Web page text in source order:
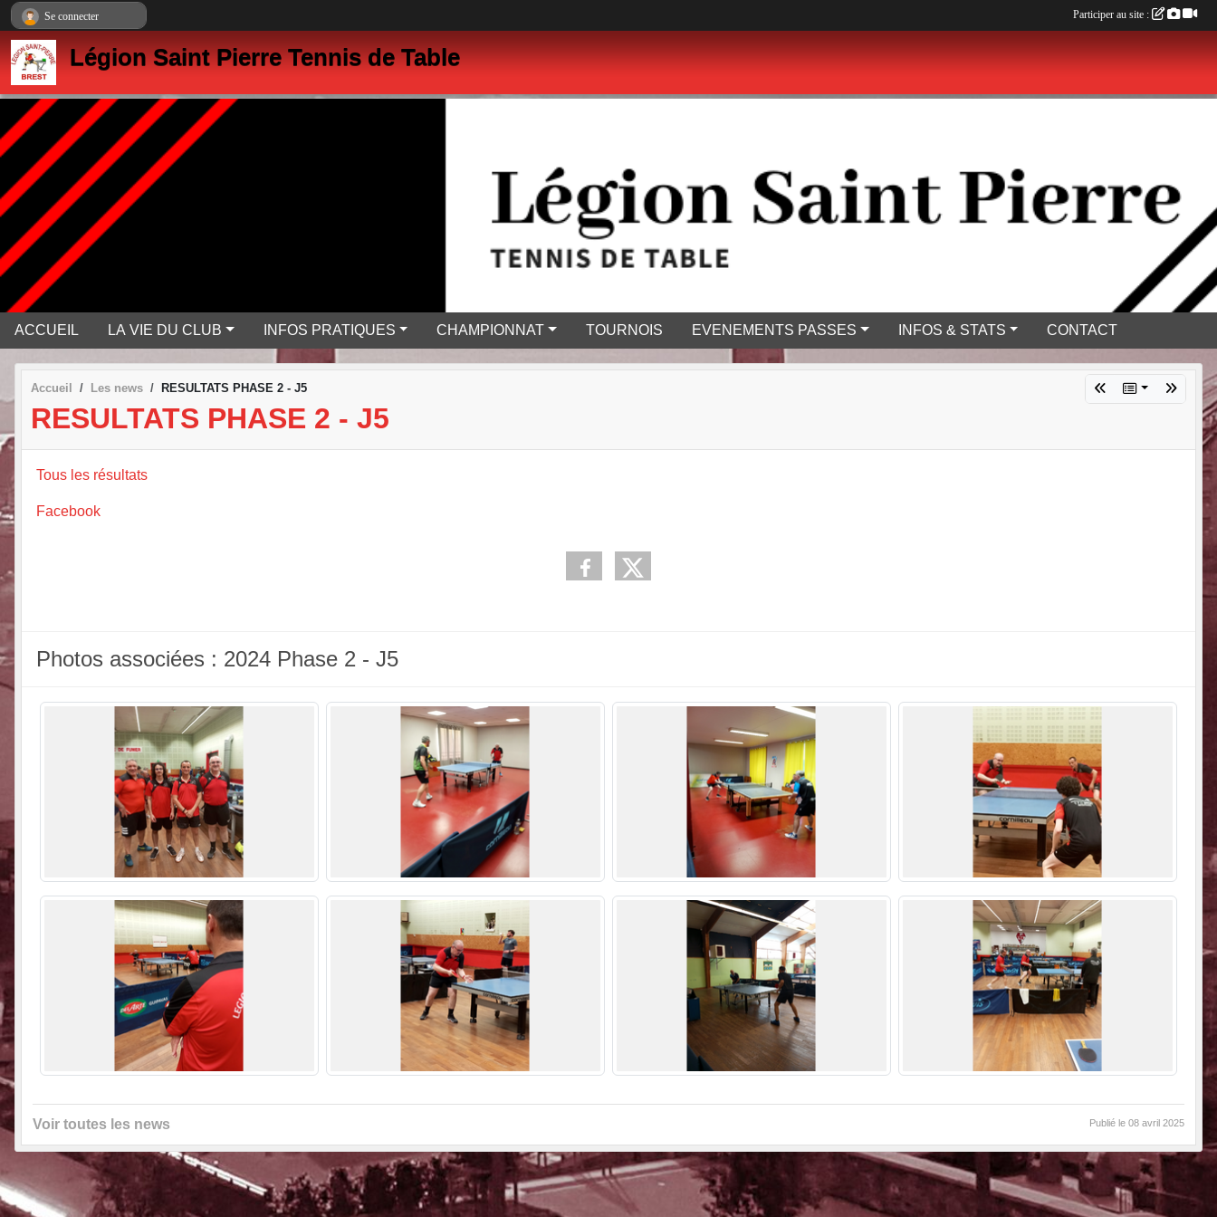
Légion Saint Pierre Tennis de Table
ACCUEIL LA VIE DU CLUB INFOS PRATIQUES CHAMPIONNAT TOURNOIS EVENEMENTS PASSES INFOS & STATS CONTACT
Accueil Les news RESULTATS PHASE 2 - J5
RESULTATS PHASE 2 - J5
Tous les résultats
Facebook
Photos associées : 2024 Phase 2 - J5
Voir toutes les news Publié le 08 avril 2025
Se connecter Participer au site :
Panneau de gestion des cookies